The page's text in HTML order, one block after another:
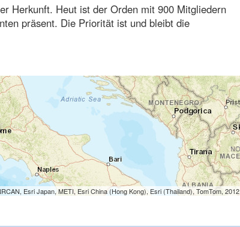
Herkunft. Heut ist der Orden mit 900 Mitgliedern
präsent. Die Priorität ist und bleibt die
Esri Japan, METI, Esri China (Hong Kong), Esri (Thailand), TomTom, 2012